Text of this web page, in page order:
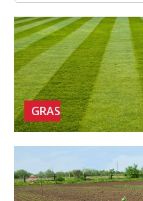
GRAS